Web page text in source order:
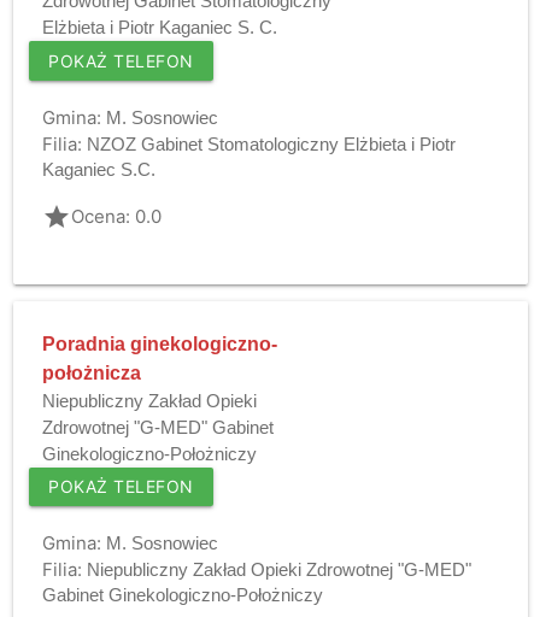
Elżbieta i Piotr Kaganiec S. C.
POKAŻ TELEFON
Gmina: M. Sosnowiec
Filia: NZOZ Gabinet Stomatologiczny Elżbieta i Piotr
Kaganiec S.C.
gradeOcena: 0.0
Poradnia ginekologiczno-
położnicza
Niepubliczny Zakład Opieki
Zdrowotnej "G-MED" Gabinet
Ginekologiczno-Położniczy
POKAŻ TELEFON
Gmina: M. Sosnowiec
Filia: Niepubliczny Zakład Opieki Zdrowotnej "G-MED"
Gabinet Ginekologiczno-Położniczy